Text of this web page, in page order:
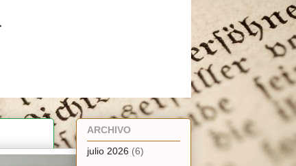
ARCHIVO
julio 2026 (6)